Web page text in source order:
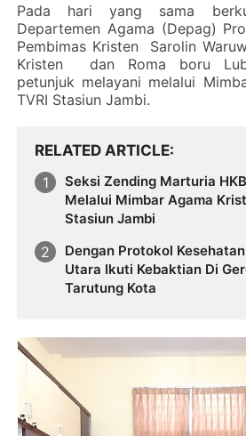
Pada hari yang sama
Departemen Agama (Depag)
Pembimas Kristen Sarolin
Kristen dan Roma boru
petunjuk melayani melalui
TVRI Stasiun Jambi.
RELATED ARTICLE
Seksi Zending Marturia
Melalui Mimbar Agama
Stasiun Jambi
Dengan Protokol
Utara Ikuti Kebaktian Di
Tarutung Kota